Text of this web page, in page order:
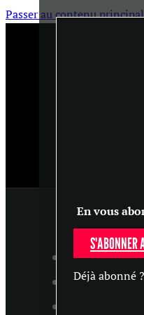
Passer au contenu principal
ARTICLES
MASTERCLASS
En vous
S'ABONNER
Déjà abonné ?